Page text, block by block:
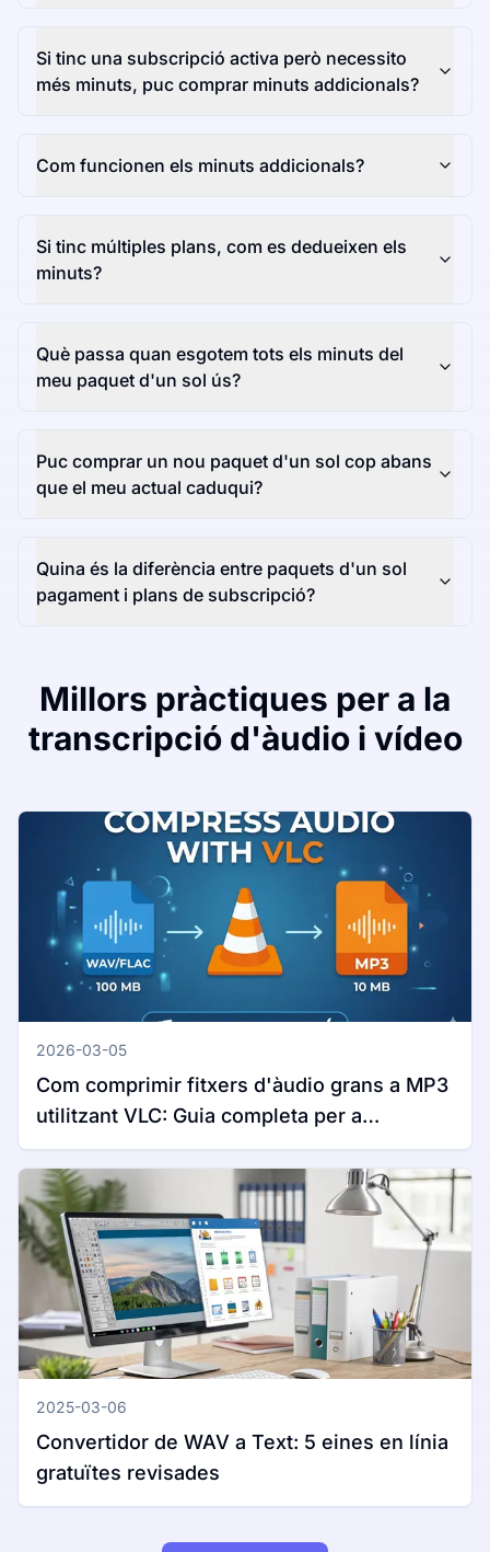
Si tinc una subscripció activa però necessito
més minuts, puc comprar minuts addicionals?
Com funcionen els minuts addicionals?
Si tinc múltiples plans, com es dedueixen els
minuts?
Què passa quan esgotem tots els minuts del
meu paquet d'un sol ús?
Puc comprar un nou paquet d'un sol cop abans
que el meu actual caduqui?
Quina és la diferència entre paquets d'un sol
pagament i plans de subscripció?
Millors pràctiques per a la
transcripció d'àudio i vídeo
2026-03-05
Com comprimir fitxers d'àudio grans a MP3
utilitzant VLC: Guia completa per a
Windows i Mac
2025-03-06
Convertidor de WAV a Text: 5 eines en línia
gratuïtes revisades